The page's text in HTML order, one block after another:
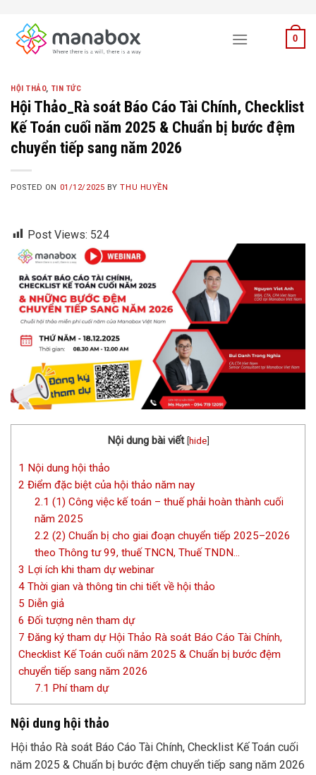
content
0
HỘI THẢO, TIN TỨC
Hội Thảo_Rà soát Báo Cáo Tài Chính, Checklist
Kế Toán cuối năm 2025 & Chuẩn bị bước đệm
chuyển tiếp sang năm 2026
POSTED ON 01/12/2025 BYTHU HUYỀN
Post Views: 524
Nội dung bài viết [hide]
1 Nội dung hội thảo
2 Điểm đặc biệt của hội thảo năm nay
2.1 (1) Công việc kế toán – thuế phải hoàn thành cuối
năm 2025
2.2 (2) Chuẩn bị cho giai đoạn chuyển tiếp 2025–2026
theo Thông tư 99, thuế TNCN, Thuế TNDN…
3 Lợi ích khi tham dự webinar
4 Thời gian và thông tin chi tiết về hội thảo
5 Diễn giả
6 Đối tượng nên tham dự
7 Đăng ký tham dự Hội Thảo Rà soát Báo Cáo Tài Chính,
Checklist Kế Toán cuối năm 2025 & Chuẩn bị bước đệm
chuyển tiếp sang năm 2026
7.1 Phí tham dự
Nội dung hội thảo
Hội thảo Rà soát Báo Cáo Tài Chính, Checklist Kế Toán cuối
năm 2025 & Chuẩn bị bước đệm chuyển tiếp sang năm 2026